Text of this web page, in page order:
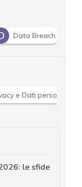
D Data
Dati personali
le sfide